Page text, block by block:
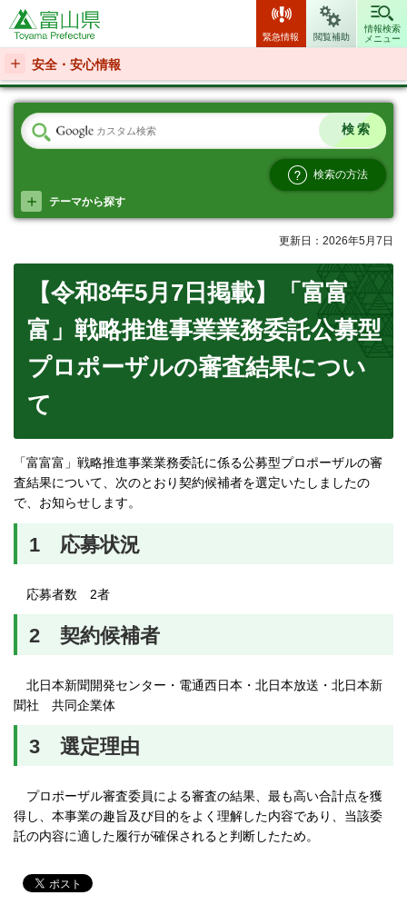
富山県
緊急情報 閲覧補助
情報検索
メニュー
安全・安心情報
検索の方法
テーマから探す
更新日：2026年5月7日
【令和8年5月7日掲載】「富富
富」戦略推進事業業務委託公募型
プロポーザルの審査結果につい
て
「富富富」戦略推進事業業務委託に係る公募型プロポーザルの審
査結果について、次のとおり契約候補者を選定いたしましたの
で、お知らせします。
1 応募状況
応募者数 2者
2 契約候補者
北日本新聞開発センター・電通西日本・北日本放送・北日本新
聞社 共同企業体
3 選定理由
プロポーザル審査委員による審査の結果、最も高い合計点を獲
得し、本事業の趣旨及び目的をよく理解した内容であり、当該委
託の内容に適した履行が確保されると判断したため。